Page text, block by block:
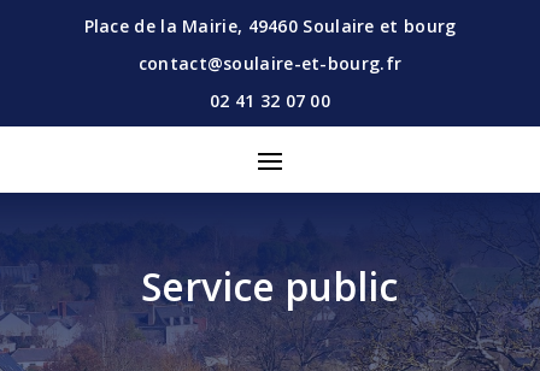
Place de la Mairie, 49460 Soulaire et bourg
contact@soulaire-et-bourg.fr
02 41 32 07 00
Service public